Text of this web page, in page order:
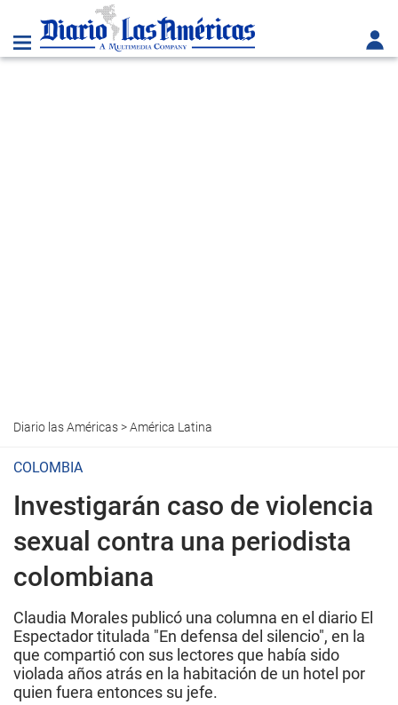
Diario las Américas>América Latina
COLOMBIA
Investigarán caso de violencia
sexual contra una periodista
colombiana
Claudia Morales publicó una columna en el diario El
Espectador titulada "En defensa del silencio", en la
que compartió con sus lectores que había sido
violada años atrás en la habitación de un hotel por
quien fuera entonces su jefe.